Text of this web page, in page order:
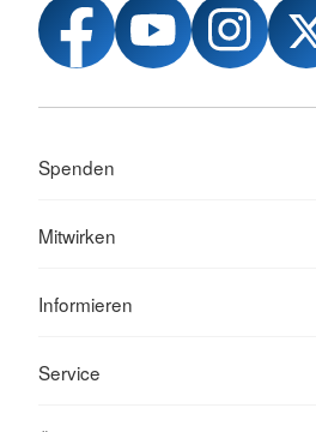
Spenden
Mitwirken
Informieren
Service